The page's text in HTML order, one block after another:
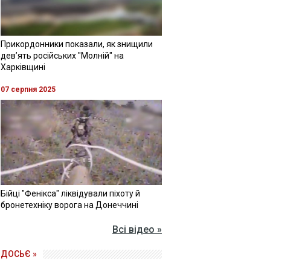
Прикордонники показали, як знищили
девʼять російських "Молній" на
Харківщині
07 серпня 2025
Бійці "Фенікса" ліквідували піхоту й
бронетехніку ворога на Донеччині
Всі відео »
ДОСЬЄ »